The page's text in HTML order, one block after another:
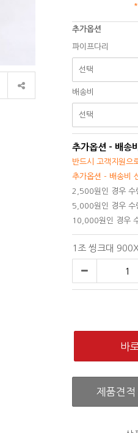
추가옵션
파이프다리
배송비
추가옵션 - 배송
반드시 고객지원으
추가옵션 - 배송비
2,500원인 경우 수
5,000원인 경우 수
10,000원인 경우
1조 씽크대
제품견적